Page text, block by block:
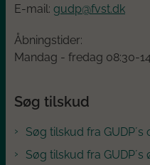
E-mail: gudp@fvst.dk
Åbningstider:
Mandag - fredag 08:30-
Søg tilskud
Søg tilskud fra
Søg tilskud fra